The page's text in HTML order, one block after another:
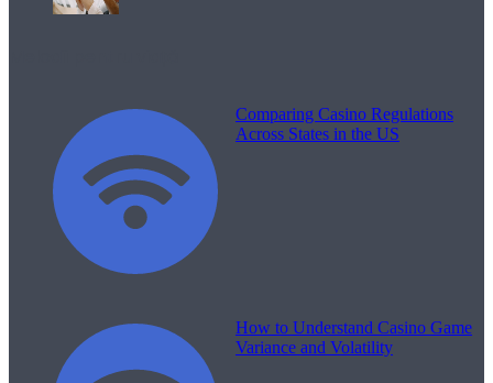
Comparing Casino Regulations
Across States in the US
How to Understand Casino Game
Variance and Volatility